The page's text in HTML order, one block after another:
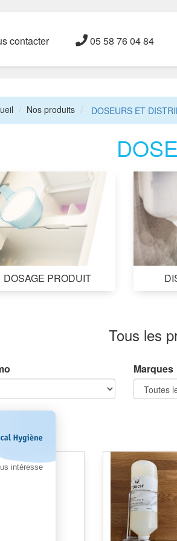
intéresse
contacter 05 58 76 04 84
Nos produits DOSEURS ET
DOSAGE PRODUIT
Tous les
Marques